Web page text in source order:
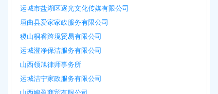
运城市盐湖区逐光文化传媒有限公司
垣曲县爱家家政服务有限公司
稷山桐睿跨境贸易有限公司
运城澄净保洁服务有限公司
山西领旭律师事务所
运城洁宁家政服务有限公司